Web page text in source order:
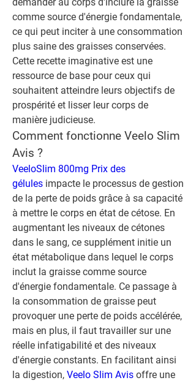
comme source d'énergie fondamentale,
ce qui peut inciter à une consommation
plus saine des graisses conservées.
Cette recette imaginative est une
ressource de base pour ceux qui
souhaitent atteindre leurs objectifs de
prospérité et lisser leur corps de
manière judicieuse.
Comment fonctionne Veelo Slim
Avis ?
VeeloSlim 800mg Prix des
gélules impacte le processus de gestion
de la perte de poids grâce à sa capacité
à mettre le corps en état de cétose. En
augmentant les niveaux de cétones
dans le sang, ce supplément initie un
état métabolique dans lequel le corps
inclut la graisse comme source
d'énergie fondamentale. Ce passage à
la consommation de graisse peut
provoquer une perte de poids accélérée,
mais en plus, il faut travailler sur une
réelle infatigabilité et des niveaux
d'énergie constants. En facilitant ainsi
la digestion, Veelo Slim Avis offre une